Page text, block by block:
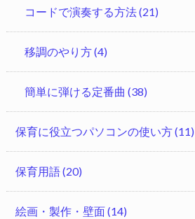
コードで演奏する方法(21)
移調のやり方(4)
簡単に弾ける定番曲 (38)
保育に役立つパソコンの使い方(11)
保育用語(20)
絵画・製作・壁面(14)